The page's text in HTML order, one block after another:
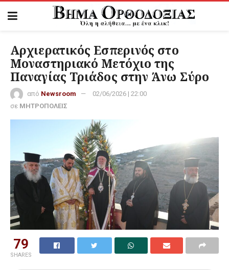
Αρχιερατικός Εσπερινός στο
Μοναστηριακό Μετόχιο της
Παναγίας Τριάδος στην Άνω Σύρο
από Newsroom
02/06/2026 | 22:00
σε ΜΗΤΡΟΠΟΛΕΙΣ
79
SHARES